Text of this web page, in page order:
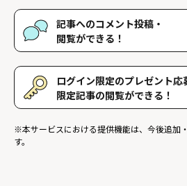
好きな記事やギャラリーページを保存し
覧することができます。
記事へのコメント投稿・
閲覧ができる！
記事に対して応援や感想などのコメント
したコメントを読むことができます。
ログイン限定のプレゼント応
限定記事の閲覧ができる！
た、ログイン限定記事を閲覧することがで
※本サービスにおける提供機能は、今後追加
す。